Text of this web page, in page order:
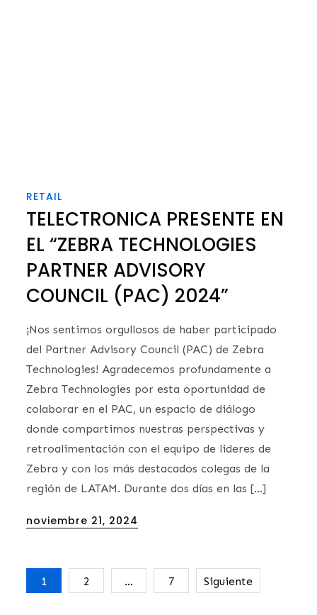
RETAIL
TELECTRONICA PRESENTE EN
EL “ZEBRA TECHNOLOGIES
PARTNER ADVISORY
COUNCIL (PAC) 2024”
¡Nos sentimos orgullosos de haber participado
del Partner Advisory Council (PAC) de Zebra
Technologies! Agradecemos profundamente a
Zebra Technologies por esta oportunidad de
colaborar en el PAC, un espacio de diálogo
donde compartimos nuestras perspectivas y
retroalimentación con el equipo de lideres de
Zebra y con los más destacados colegas de la
región de LATAM. Durante dos días en las […]
Posted
noviembre 21, 2024
Navegación
1 2 … 7 Siguiente